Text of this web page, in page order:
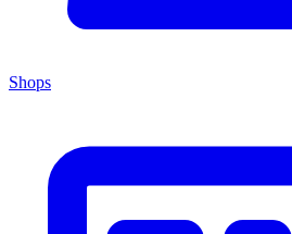
Shops